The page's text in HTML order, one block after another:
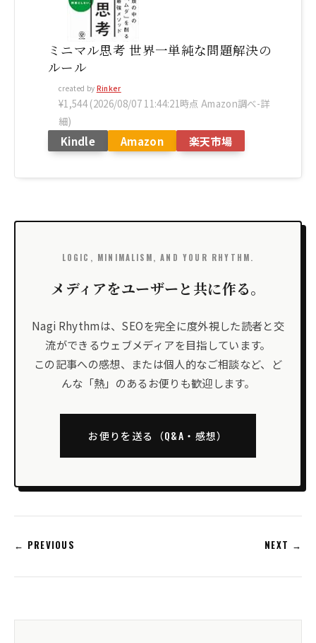
ミニマル思考 世界一単純な問題解決の
ルール
created by Rinker
¥1,544(2026/08/07 11:44:21時点 Amazon調べ-詳
細)
Kindle Amazon 楽天市場
LOGIC, MINIMALISM, AND YOUR RHYTHM.
メディアをユーザーと共に作る。
Nagi Rhythmは、SEOを完全に度外視した読者と交
流ができるウェブメディアを目指しています。
この記事への感想、または個人的なご相談など、ど
んな「熱」のあるお便りも歓迎します。
お便りを送る（Q&A・感想）
← PREVIOUS NEXT →